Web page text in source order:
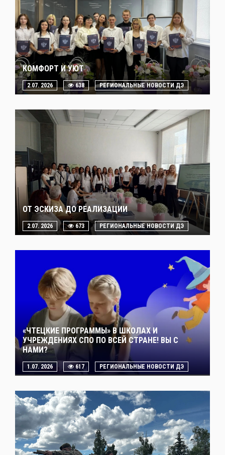
КОМФОРТ И УЮТ
2.07. 2026 638 РЕГИОНАЛЬНЫЕ НОВОСТИ ДЭ
ОТ ЭСКИЗА ДО РЕАЛИЗАЦИИ
2.07. 2026 673 РЕГИОНАЛЬНЫЕ НОВОСТИ ДЭ
«ЧТЕЦКИЕ ПРОГРАММЫ» В ШКОЛАХ И
УЧРЕЖДЕНИЯХ СПО ПО ВСЕЙ СТРАНЕ! ВЫ С
НАМИ?
1.07. 2026 617 РЕГИОНАЛЬНЫЕ НОВОСТИ ДЭ